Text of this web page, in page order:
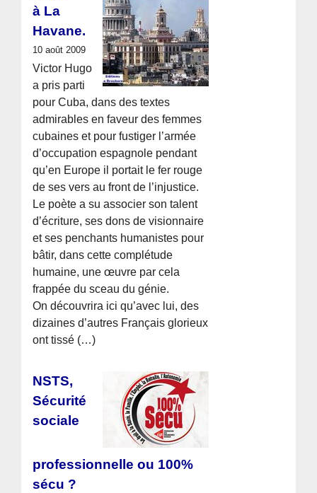
à La
Havane.
10 août 2009
Victor Hugo
a pris parti
pour Cuba, dans des textes
admirables en faveur des femmes
cubaines et pour fustiger l’armée
d’occupation espagnole pendant
qu’en Europe il portait le fer rouge
de ses vers au front de l’injustice.
Le poète a su associer son talent
d’écriture, ses dons de visionnaire
et ses penchants humanistes pour
bâtir, dans cette complétude
humaine, une œuvre par cela
frappée du sceau du génie.
On découvrira ici qu’avec lui, des
dizaines d’autres Français glorieux
ont tissé (…)
NSTS,
Sécurité
sociale
professionnelle ou 100%
sécu ?